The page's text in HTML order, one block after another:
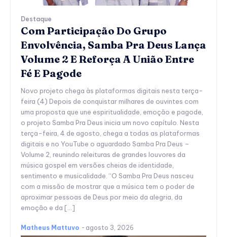
Destaque
Com Participação Do Grupo
Envolvência, Samba Pra Deus Lança
Volume 2 E Reforça A União Entre
Fé E Pagode
Novo projeto chega às plataformas digitais nesta terça-
feira (4) Depois de conquistar milhares de ouvintes com
uma proposta que une espiritualidade, emoção e pagode,
o projeto Samba Pra Deus inicia um novo capítulo. Nesta
terça-feira, 4 de agosto, chega a todas as plataformas
digitais e no YouTube o aguardado Samba Pra Deus –
Volume 2, reunindo releituras de grandes louvores da
música gospel em versões cheias de identidade,
sentimento e musicalidade. “O Samba Pra Deus nasceu
com a missão de mostrar que a música tem o poder de
aproximar pessoas de Deus por meio da alegria, da
emoção e da […]
Matheus Mattuvo - agosto 3, 2026